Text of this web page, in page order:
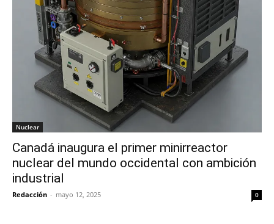
Nuclear
Canadá inaugura el primer minirreactor
nuclear del mundo occidental con ambición
industrial
Redacción - mayo 12, 2025 0